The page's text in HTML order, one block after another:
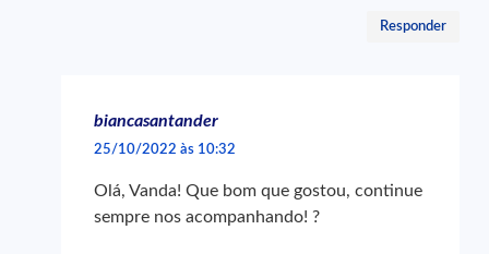
Responder
biancasantander
25/10/2022 às 10:32
Olá, Vanda! Que bom que gostou, continue
sempre nos acompanhando! ?